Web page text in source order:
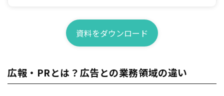
資料をダウンロード
広報・PRとは？広告との業務領域の違い